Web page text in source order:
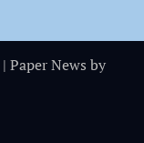
| Paper News by